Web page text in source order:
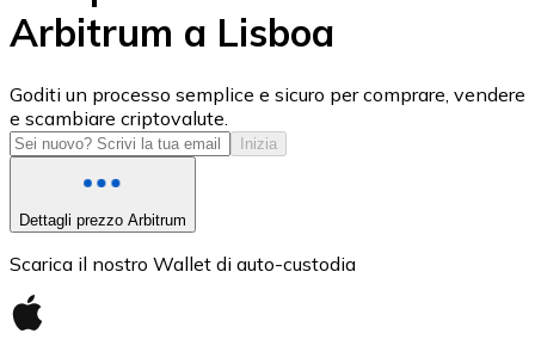
USD Coin
USDC
Arbitrum a Lisboa
Goditi un processo semplice e sicuro per comprare, vendere
e scambiare criptovalute.
Inizia
Dettagli prezzo Arbitrum
Scarica il nostro Wallet di auto-custodia